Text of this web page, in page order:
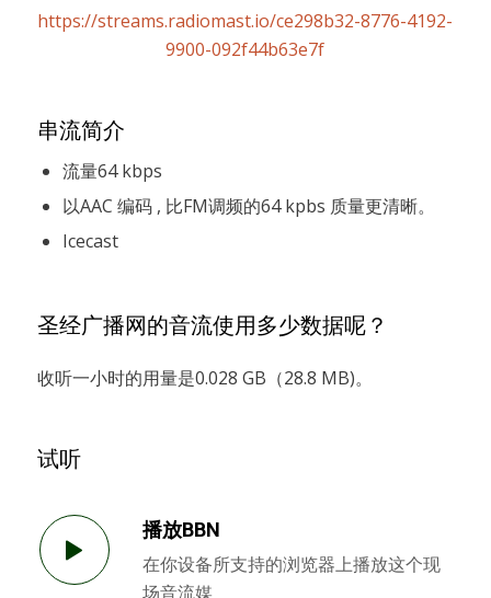
https://streams.radiomast.io/ce298b32-8776-4192-
9900-092f44b63e7f
串流简介
流量64 kbps
以AAC 编码 , 比FM调频的64 kpbs 质量更清晰。
Icecast
圣经广播网的音流使用多少数据呢？
收听一小时的用量是0.028 GB（28.8 MB)。
试听
播放BBN
在你设备所支持的浏览器上播放这个现
场音流媒